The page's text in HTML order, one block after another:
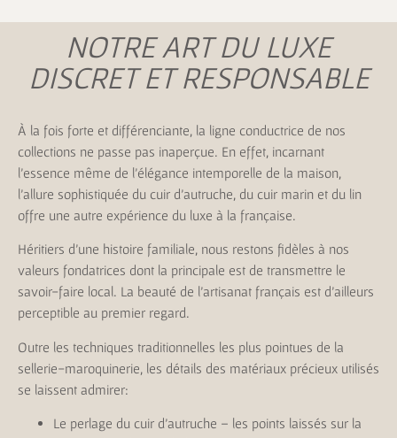
NOTRE ART DU LUXE
DISCRET ET RESPONSABLE
À la fois forte et différenciante, la ligne conductrice de nos
collections ne passe pas inaperçue. En effet, incarnant
l’essence même de l’élégance intemporelle de la maison,
l’allure sophistiquée du cuir d’autruche, du cuir marin et du lin
offre une autre expérience du luxe à la française.
Héritiers d’une histoire familiale, nous restons fidèles à nos
valeurs fondatrices dont la principale est de transmettre le
savoir-faire local. La beauté de l’artisanat français est d’ailleurs
perceptible au premier regard.
Outre les techniques traditionnelles les plus pointues de la
sellerie-maroquinerie, les détails des matériaux précieux utilisés
se laissent admirer:
Le perlage du cuir d’autruche – les points laissés sur la